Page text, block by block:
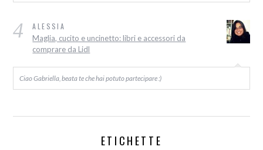
4 ALESSIA
Maglia, cucito e uncinetto: libri e accessori da
comprare da Lidl
Ciao Gabriella, beata te che hai potuto partecipare :)
ETICHETTE